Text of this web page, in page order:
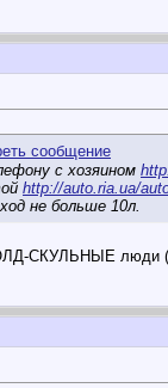
с хозяином
http://auto.ria.ua/
не больше 10л.
СКУЛЬНЫЕ люди